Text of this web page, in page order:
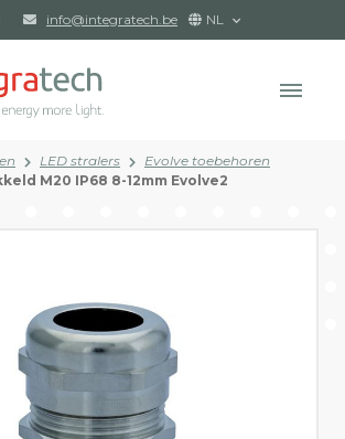
info@integratech.be NL
LED stralers
Evolve toebehoren
M20 IP68 8-12mm Evolve2